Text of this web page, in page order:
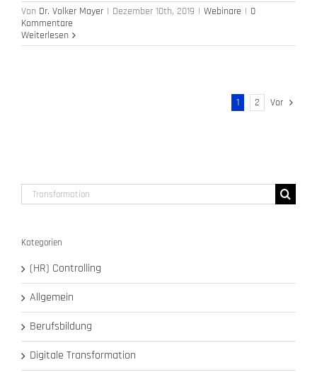
Von Dr. Volker Mayer | Dezember 10th, 2019 | Webinare | 0
Kommentare
Weiterlesen
1 2 Vor
Suche
nach:
Kategorien
(HR) Controlling
Allgemein
Berufsbildung
Digitale Transformation